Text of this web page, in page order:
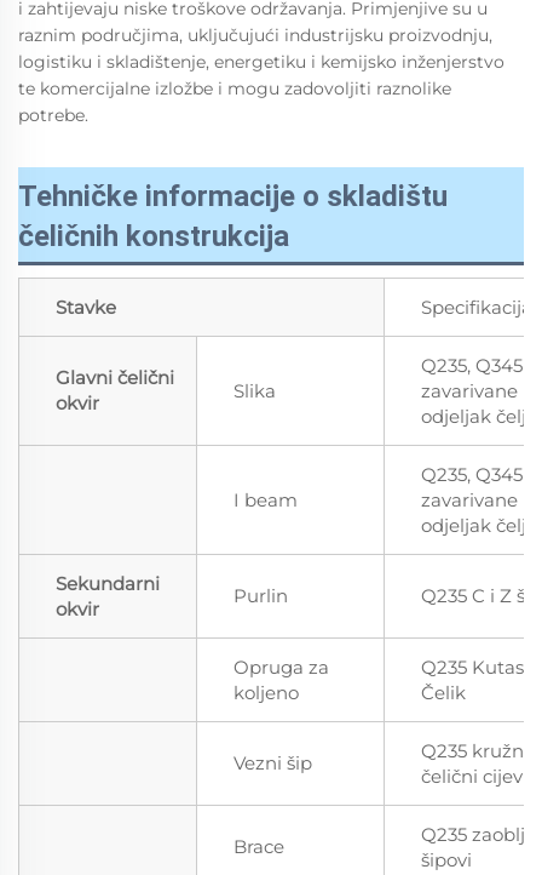
i zahtijevaju niske troškove održavanja. Primjenjive su u
raznim područjima, uključujući industrijsku proizvodnju,
logistiku i skladištenje, energetiku i kemijsko inženjerstvo
te komercijalne izložbe i mogu zadovoljiti raznolike
potrebe.
Tehničke informacije o skladištu
čeličnih konstrukcija
Stavke Specifikacija
Glavni čelični
okvir
Slika
Q235, Q345
zavarivane H
odjeljak
I beam
Q235, Q345
zavarivane H
odjeljak
Sekundarni
okvir
Purlin Q235 C i Z
Opruga za
koljeno
Q235 Kutasti
Čelik
Vezni šip
Q235 kružni
čelični cijevi
Brace
Q235
šipovi